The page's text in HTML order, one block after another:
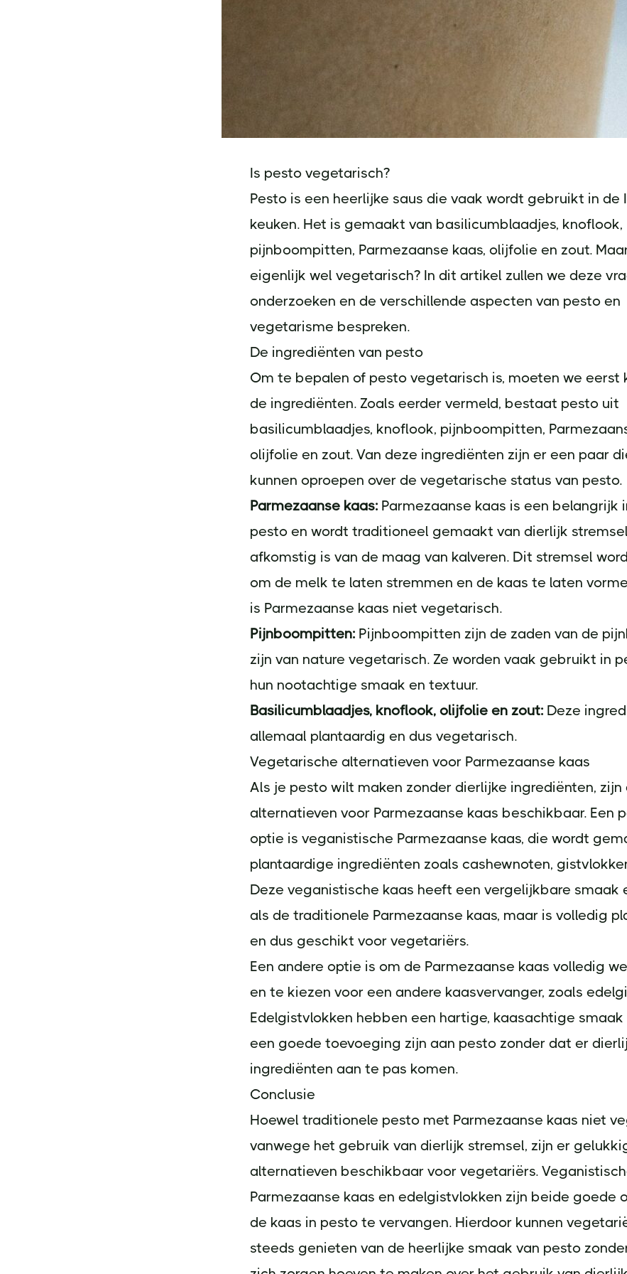
Is pesto vegetarisch?
Pesto is een heerlijke saus die vaak wordt gebruikt in de
keuken. Het is gemaakt van basilicumblaadjes, knoflook,
pijnboompitten, Parmezaanse kaas, olijfolie en zout.
eigenlijk wel vegetarisch? In dit artikel zullen we deze
onderzoeken en de verschillende aspecten van pesto en
vegetarisme bespreken.
De ingrediënten van pesto
Om te bepalen of pesto vegetarisch is, moeten we eerst
de ingrediënten. Zoals eerder vermeld, bestaat pesto uit
basilicumblaadjes, knoflook, pijnboompitten,
olijfolie en zout. Van deze ingrediënten zijn er een paar
kunnen oproepen over de vegetarische status van pesto.
Parmezaanse kaas: Parmezaanse kaas is een belangrijk
pesto en wordt traditioneel gemaakt van dierlijk
afkomstig is van de maag van kalveren. Dit stremsel
om de melk te laten stremmen en de kaas te laten
is Parmezaanse kaas niet vegetarisch.
Pijnboompitten: Pijnboompitten zijn de zaden van de
zijn van nature vegetarisch. Ze worden vaak gebruikt in
hun nootachtige smaak en textuur.
Basilicumblaadjes, knoflook, olijfolie en zout: Deze
allemaal plantaardig en dus vegetarisch.
Vegetarische alternatieven voor Parmezaanse kaas
Als je pesto wilt maken zonder dierlijke ingrediënten,
alternatieven voor Parmezaanse kaas beschikbaar. Een
optie is veganistische Parmezaanse kaas, die wordt
plantaardige ingrediënten zoals cashewnoten,
Deze veganistische kaas heeft een vergelijkbare smaak
als de traditionele Parmezaanse kaas, maar is volledig
en dus geschikt voor vegetariërs.
Een andere optie is om de Parmezaanse kaas volledig
en te kiezen voor een andere kaasvervanger, zoals
Edelgistvlokken hebben een hartige, kaasachtige smaak
een goede toevoeging zijn aan pesto zonder dat er
ingrediënten aan te pas komen.
Conclusie
Hoewel traditionele pesto met Parmezaanse kaas niet
vanwege het gebruik van dierlijk stremsel, zijn er
alternatieven beschikbaar voor vegetariërs.
Parmezaanse kaas en edelgistvlokken zijn beide goede
de kaas in pesto te vervangen. Hierdoor kunnen
steeds genieten van de heerlijke smaak van pesto